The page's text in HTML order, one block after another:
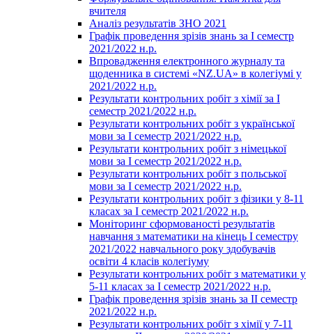
вчителя
Аналіз результатів ЗНО 2021
Графік проведення зрізів знань за І семестр
2021/2022 н.р.
Впровадження електронного журналу та
щоденника в системі «NZ.UA» в колегіумі у
2021/2022 н.р.
Результати контрольних робіт з хімії за І
семестр 2021/2022 н.р.
Результати контрольних робіт з української
мови за І семестр 2021/2022 н.р.
Результати контрольних робіт з німецької
мови за І семестр 2021/2022 н.р.
Результати контрольних робіт з польської
мови за І семестр 2021/2022 н.р.
Результати контрольних робіт з фізики у 8-11
класах за І семестр 2021/2022 н.р.
Моніторинг сформованості результатів
навчання з математики на кінець І семестру
2021/2022 навчального року здобувачів
освіти 4 класів колегіуму
Результати контрольних робіт з математики у
5-11 класах за І семестр 2021/2022 н.р.
Графік проведення зрізів знань за ІІ семестр
2021/2022 н.р.
Результати контрольних робіт з хімії у 7-11